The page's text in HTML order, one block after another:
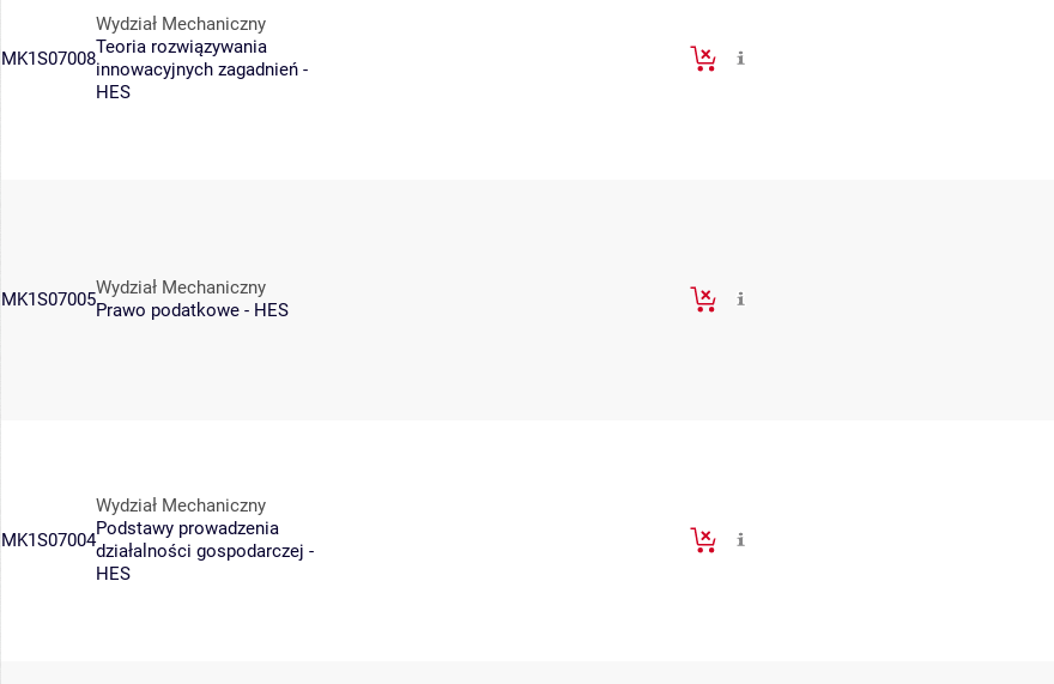
MK1S07008
Wydział Mechaniczny
Teoria rozwiązywania
innowacyjnych zagadnień -
HES
MK1S07005
Wydział Mechaniczny
Prawo podatkowe - HES
MK1S07004
Wydział Mechaniczny
Podstawy prowadzenia
działalności gospodarczej -
HES